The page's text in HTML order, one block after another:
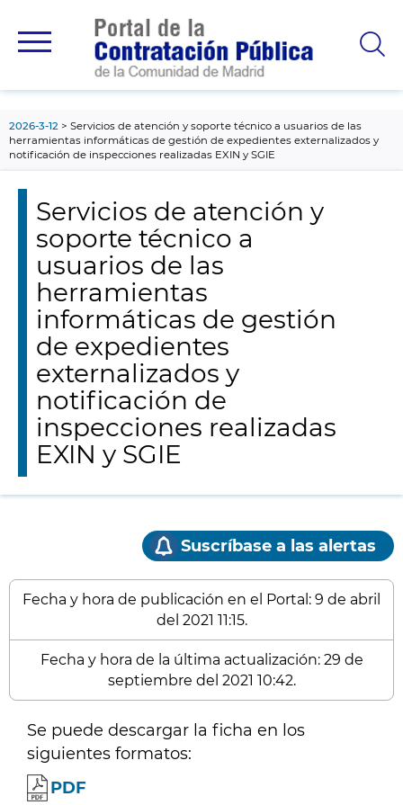
principal
2026-3-12
Servicios de atención y soporte técnico a usuarios de las
herramientas informáticas de gestión de expedientes externalizados y
notificación de inspecciones realizadas EXIN y SGIE
Servicios de atención y
soporte técnico a
usuarios de las
herramientas
informáticas de gestión
de expedientes
externalizados y
notificación de
inspecciones realizadas
EXIN y SGIE
Suscríbase a las alertas
Fecha y hora de publicación en el Portal: 9 de abril
del 2021 11:15.
Fecha y hora de la última actualización: 29 de
septiembre del 2021 10:42.
Se puede descargar la ficha en los
siguientes formatos:
PDF